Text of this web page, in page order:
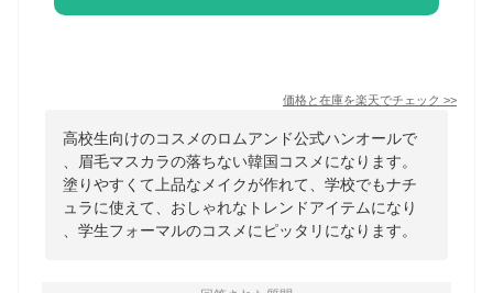
価格と在庫を楽天でチェック >>
高校生向けのコスメのロムアンド公式ハンオールで
、眉毛マスカラの落ちない韓国コスメになります。
塗りやすくて上品なメイクが作れて、学校でもナチ
ュラに使えて、おしゃれなトレンドアイテムになり
、学生フォーマルのコスメにピッタリになります。